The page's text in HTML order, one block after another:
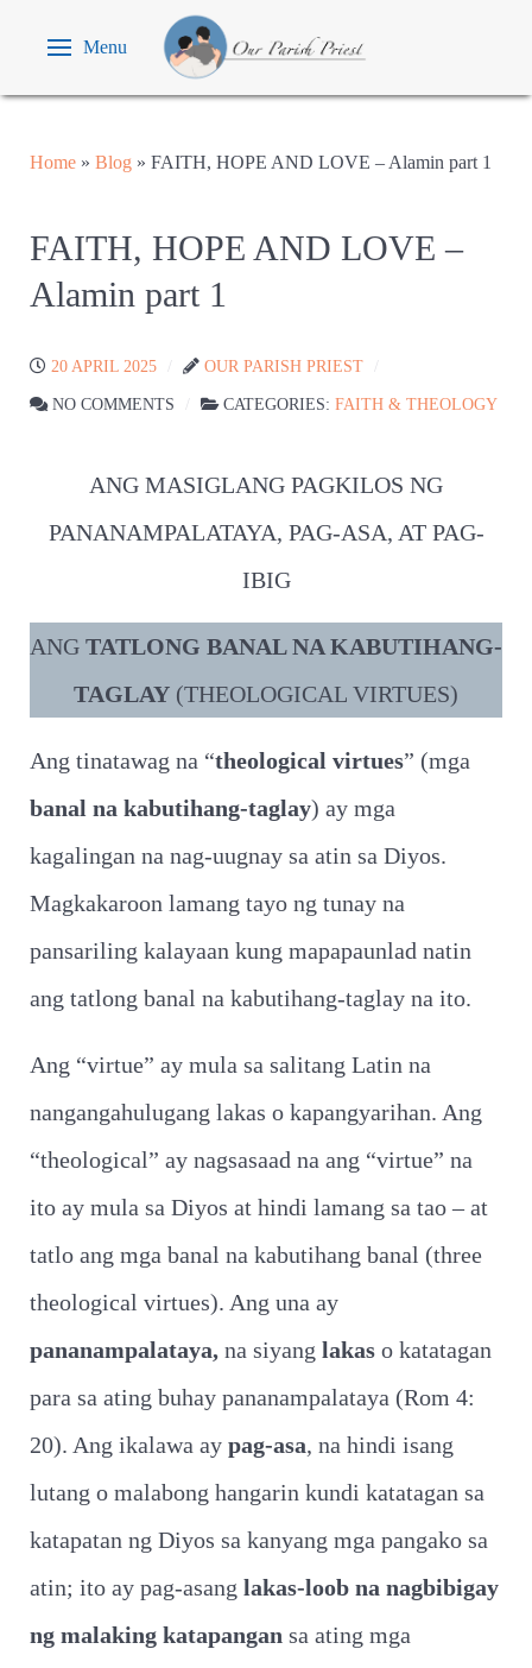
Menu
Home » Blog » FAITH, HOPE AND LOVE – Alamin part 1
FAITH, HOPE AND LOVE –
Alamin part 1
20 APRIL 2025 OUR PARISH PRIEST
NO COMMENTS CATEGORIES: FAITH & THEOLOGY
ANG MASIGLANG PAGKILOS NG
PANANAMPALATAYA, PAG-ASA, AT PAG-
IBIG
ANG TATLONG BANAL NA KABUTIHANG-
TAGLAY (THEOLOGICAL VIRTUES)
Ang tinatawag na “theological virtues” (mga
banal na kabutihang-taglay) ay mga
kagalingan na nag-uugnay sa atin sa Diyos.
Magkakaroon lamang tayo ng tunay na
pansariling kalayaan kung mapapaunlad natin
ang tatlong banal na kabutihang-taglay na ito.
Ang “virtue” ay mula sa salitang Latin na
nangangahulugang lakas o kapangyarihan. Ang
“theological” ay nagsasaad na ang “virtue” na
ito ay mula sa Diyos at hindi lamang sa tao – at
tatlo ang mga banal na kabutihang banal (three
theological virtues). Ang una ay
pananampalataya, na siyang lakas o katatagan
para sa ating buhay pananampalataya (Rom 4:
20). Ang ikalawa ay pag-asa, na hindi isang
lutang o malabong hangarin kundi katatagan sa
katapatan ng Diyos sa kanyang mga pangako sa
atin; ito ay pag-asang lakas-loob na nagbibigay
ng malaking katapangan sa ating mga